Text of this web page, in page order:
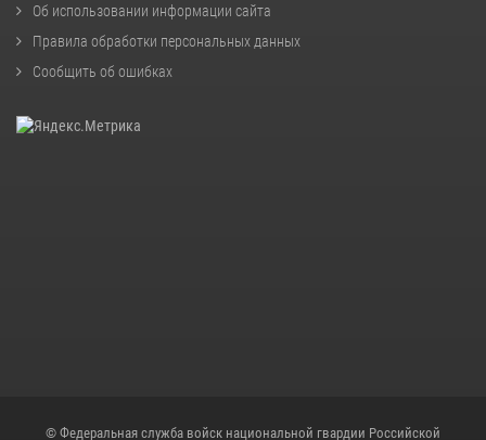
Об использовании информации сайта
Правила обработки персональных данных
Сообщить об ошибках
© Федеральная служба войск национальной гвардии Российской